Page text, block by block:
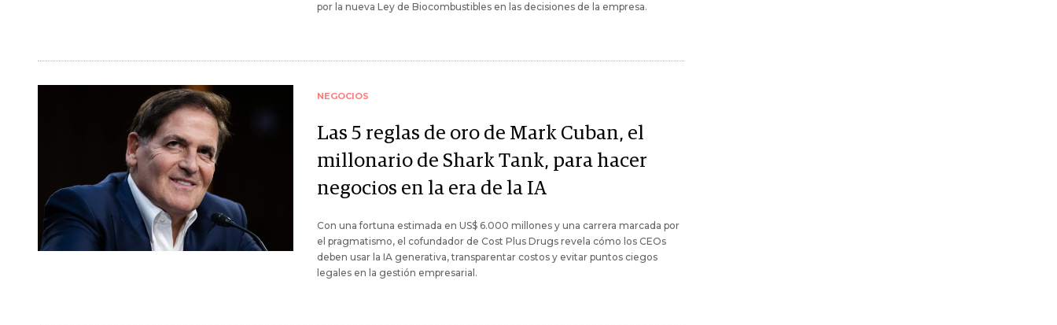
por la nueva Ley de Biocombustibles en las decisiones de la empresa.
NEGOCIOS
Las 5 reglas de oro de Mark Cuban, el
millonario de Shark Tank, para hacer
negocios en la era de la IA
Con una fortuna estimada en US$ 6.000 millones y una carrera marcada por
el pragmatismo, el cofundador de Cost Plus Drugs revela cómo los CEOs
deben usar la IA generativa, transparentar costos y evitar puntos ciegos
legales en la gestión empresarial.